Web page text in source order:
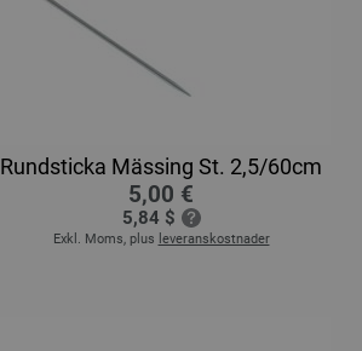
Rundsticka Mässing St. 2,5/60cm
5,00 €
5,84 $
Exkl. Moms, plus leveranskostnader